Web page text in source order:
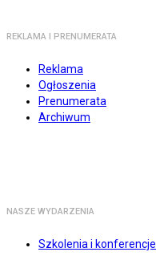
REKLAMA I PRENUMERATA
Reklama
Ogłoszenia
Prenumerata
Archiwum
NASZE WYDARZENIA
Szkolenia i konferencje